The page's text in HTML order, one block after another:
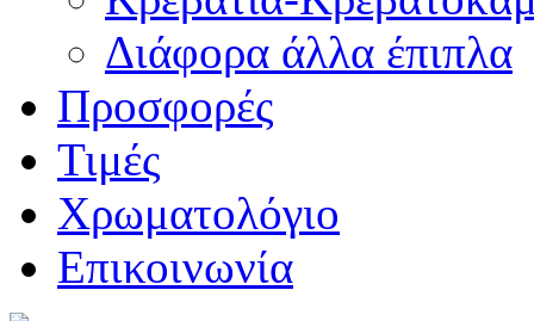
Διάφορα άλλα έπιπλα
Προσφορές
Τιμές
Χρωματολόγιο
Επικοινωνία